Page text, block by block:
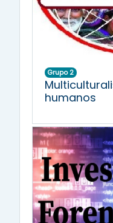
Grupo 2
humanos